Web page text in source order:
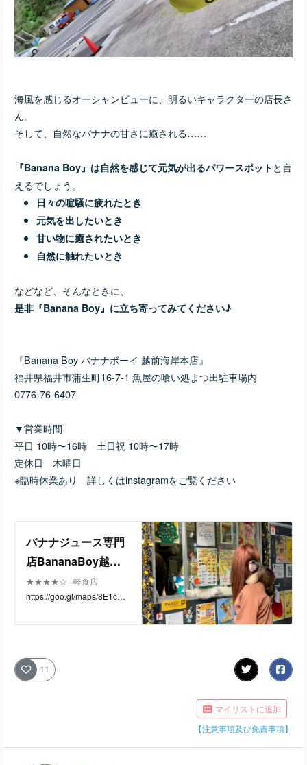
海風を感じるオーシャンビューに、明るいキャラクターの店長さ
ん。
そして、自然なバナナの甘さに癒される……
『Banana Boy』は自然を感じて元気が出るパワースポット と言
えるでしょう。
日々の喧騒に疲れたとき
元気を出したいとき
甘い物に癒されたいとき
自然に触れたいとき
などなど、そんなときに、
是非『Banana Boy』に立ち寄ってみてください♪
『Banana Boy バナナボーイ 越前海岸本店』
福井県福井市蒲生町16-7-1 魚屋の喰い処まつ田駐車場内
0776-76-6407
▼営業時間
平日 10時〜16時 土日祝 10時〜17時
定休日 木曜日
※臨時休業あり 詳しくはinstagramをご覧ください
バナナジュース専門
店BananaBoy越前
海岸本店 · 〒910-355
3 福井県福井市蒲生
★★★★☆ · 軽食店
https://goo.gl/maps/8E1cSC
11
マイリストに追加
【注意事項及び免責事項】